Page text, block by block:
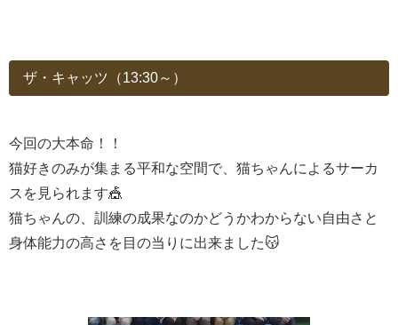
ザ・キャッツ（13:30～）
今回の大本命！！
猫好きのみが集まる平和な空間で、猫ちゃんによるサーカ
スを見られます🎪
猫ちゃんの、訓練の成果なのかどうかわからない自由さと
身体能力の高さを目の当りに出来ました😽